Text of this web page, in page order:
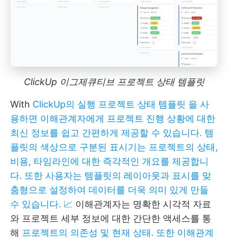
ClickUp 이그제큐티브 프로젝트 상태 템플릿
With ClickUp의 실행 프로젝트 상태 템플릿 을 사
용하면 이해관계자에게 프로젝트 진행 상황에 대한
최신 정보를 쉽고 간편하게 제공할 수 있습니다. 템
플릿의 색상으로 구분된 표시기는 프로젝트의 상태,
비용, 타임라인에 대한 즉각적인 개요를 제공합니
다. 또한 사용자는 템플릿의 레이아웃과 표시를 맞
춤형으로 설정하여 데이터를 더욱 의미 있게 만들
수 있습니다. 📈 이해관계자는 명확한 시각적 자료
와 프로젝트 세부 정보에 대한 간단한 액세스를 통
해 프로젝트의 의존성 및 현재 상태. 또한 이해관계